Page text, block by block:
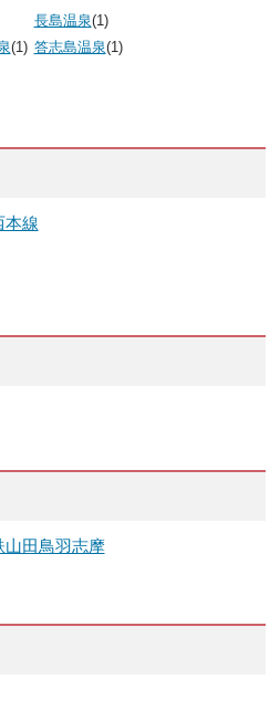
長島温泉(1)
(1) 答志島温泉(1)
本線
山田鳥羽志摩